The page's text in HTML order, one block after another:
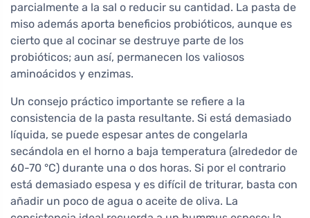
parcialmente a la sal o reducir su cantidad. La pasta de
miso además aporta beneficios probióticos, aunque es
cierto que al cocinar se destruye parte de los
probióticos; aun así, permanecen los valiosos
aminoácidos y enzimas.
Un consejo práctico importante se refiere a la
consistencia de la pasta resultante. Si está demasiado
líquida, se puede espesar antes de congelarla
secándola en el horno a baja temperatura (alrededor de
60-70 °C) durante una o dos horas. Si por el contrario
está demasiado espesa y es difícil de triturar, basta con
añadir un poco de agua o aceite de oliva. La